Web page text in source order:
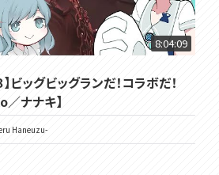
8:04:09
ビッグビッグランだ！コラボだ！
ナナキ】
Haneuzu-